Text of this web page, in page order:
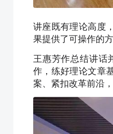
讲座既有理论高度
果提供了可操作的方
王惠芳作总结讲话
作，练好理论文章
案、紧扣改革前沿